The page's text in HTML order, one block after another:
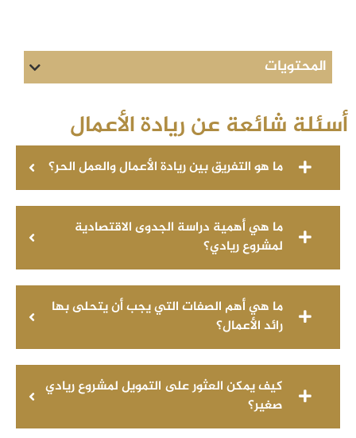
المحتويات
أسئلة شائعة عن ريادة الأعمال
ما هو التفريق بين ريادة الأعمال والعمل الحر؟
ما هي أهمية دراسة الجدوى الاقتصادية
لمشروع ريادي؟
ما هي أهم الصفات التي يجب أن يتحلى بها
رائد الأعمال؟
كيف يمكن العثور على التمويل لمشروع ريادي
صغير؟